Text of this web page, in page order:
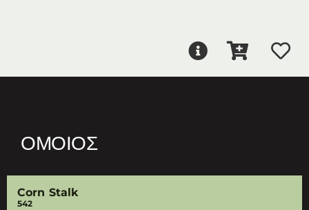
ΌΜΟΙΟΣ
Corn Stalk
542